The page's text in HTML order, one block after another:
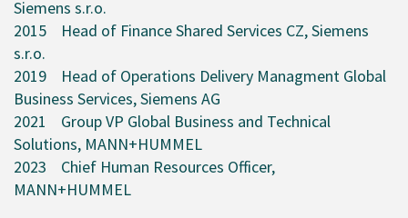
Siemens s.r.o.
2015 Head of Finance Shared Services CZ, Siemens
s.r.o.
2019 Head of Operations Delivery Managment Global
Business Services, Siemens AG
2021 Group VP Global Business and Technical
Solutions, MANN+HUMMEL
2023 Chief Human Resources Officer,
MANN+HUMMEL